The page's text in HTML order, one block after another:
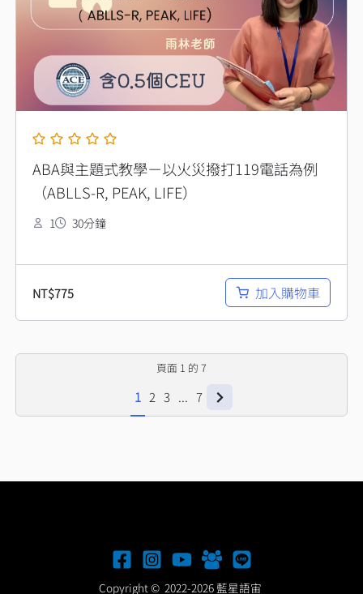
ABA與主題式教學－以火災撥打119電話為例
（ABLLS-R, PEAK, LIFE）
1 30分鐘
NT$775 加入購物車
頁面 1 的 7
1 2 3 ... 7
Copyright © 2022-2026 藍星語宙